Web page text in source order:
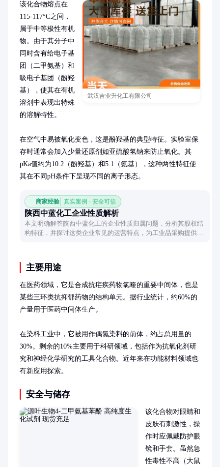
武汉吉业升化工有限公司
该化合物熔点在
115-117°C之间，
属于中等极性有机
物。由于其分子中
同时含有给电子基
团（二甲氨基）和
吸电子基团（酚羟
基），使其在有机
溶剂中表现出特殊
的溶解特性。
在空气中易被氧化变色，这是酚羟基的典型特征。实验室保
存时通常会加入少量还原剂如亚硫酸氢钠来防止氧化。其
pKa值约为10.2（酚羟基）和5.1（氨基），这种两性特征使
其在不同pH条件下呈现不同的离子形态。
商家经验 真实案例 · 安全可信
陕西中蓝化工企业性质解析
本文明确解答陕西中蓝化工的企业性质归属问题，分析其股权结
构特征，并探讨这类企业常见的运营特点，为工业品采购提供参
主要用途
在医药领域，它是合成抗疟疾药物氯喹的重要中间体，也是
某些三环类抗抑郁药物的结构单元。据行业统计，约60%的
产量用于医药中间体生产。
在染料工业中，它被用作偶氮染料的前体，约占总用量的
30%。剩余的10%主要用于科研领域，包括作为抗氧化剂研
究和神经化学研究的工具化合物。近年来在功能材料领域也
有新应用探索。
安全与储存
该化合物对眼睛和
皮肤有刺激性，操
作时应佩戴防护眼
镜和手套。虽然急
性毒性不高（大鼠